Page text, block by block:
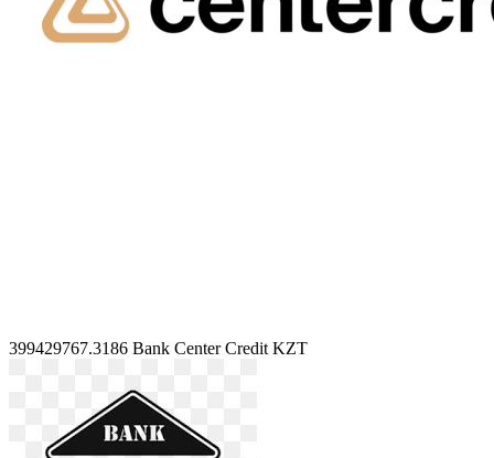
399429767.3186 Bank Center Credit KZT